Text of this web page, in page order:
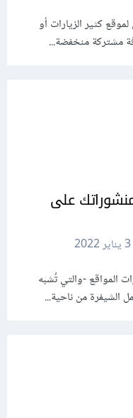
كثير الزيارات أو
مشتركة منخفضة...
على
3 يناير 2022
المواقع -والتي تُشبه
الشيفرة من ناحية...